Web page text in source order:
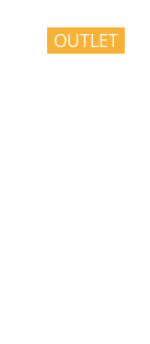
OUTLET